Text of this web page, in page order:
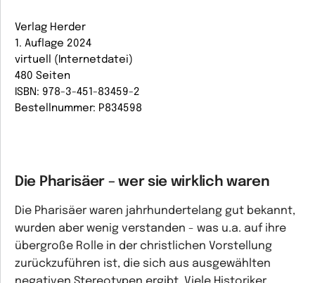
Verlag Herder
1. Auflage 2024
virtuell (Internetdatei)
480 Seiten
ISBN: 978-3-451-83459-2
Bestellnummer: P834598
Die Pharisäer – wer sie wirklich waren
Die Pharisäer waren jahrhundertelang gut bekannt,
wurden aber wenig verstanden - was u.a. auf ihre
übergroße Rolle in der christlichen Vorstellung
zurückzuführen ist, die sich aus ausgewählten